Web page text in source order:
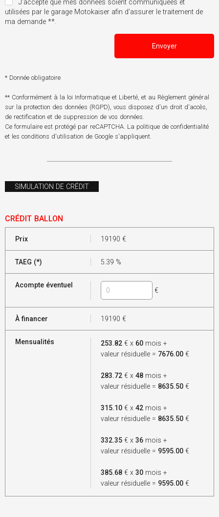
J'accepte que mes données soient communiquées et
utilisées par le garage Motokaiser afin d'assurer le traitement de
ma demande **.
Envoyer
* Donnée obligatoire
** Conformément à la loi Informatique et Liberté, et au Règlement général
sur la protection des données (RGPD), vous disposez d'un droit d'accès,
de rectification et de suppression de vos données.
Ce formulaire est protégé par reCAPTCHA. La politique de confidentialité
et les conditions d'utilisation de Google s'appliquent.
SIMULATION DE CRÉDIT
CRÉDIT BALLON
Prix 19190 €
TAEG (*) 5.39 %
Acompte éventuel
€
À financer 19190 €
Mensualités 253.82 € x 60 mois +
valeur résiduelle = 7676.00 €
283.72 € x48 mois +
valeur résiduelle = 8635.50 €
315.10 € x42 mois +
valeur résiduelle = 8635.50 €
332.35 € x36 mois +
valeur résiduelle = 9595.00 €
385.68 € x30 mois +
valeur résiduelle = 9595.00 €